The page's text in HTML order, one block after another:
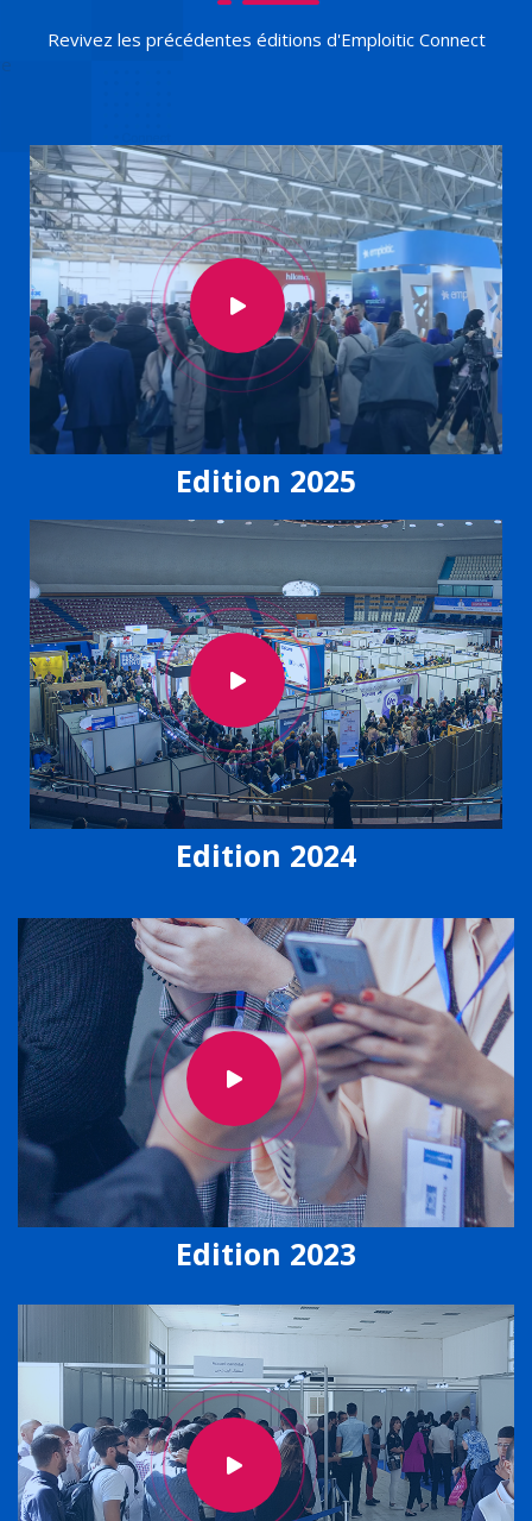
Revivez les précédentes éditions d'Emploitic Connect
Edition 2025
Edition 2024
Edition 2023